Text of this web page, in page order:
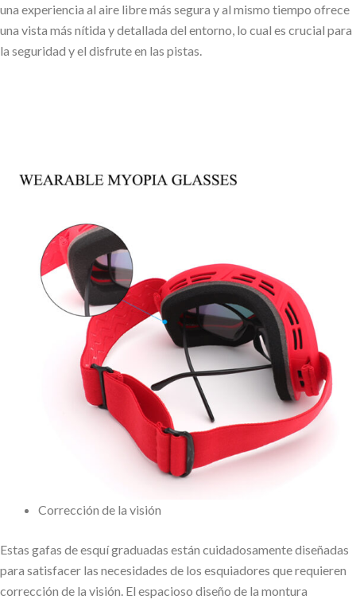
una experiencia al aire libre más segura y al mismo tiempo ofrece
una vista más nítida y detallada del entorno, lo cual es crucial para
la seguridad y el disfrute en las pistas.
Corrección de la visión
Estas gafas de esquí graduadas están cuidadosamente diseñadas
para satisfacer las necesidades de los esquiadores que requieren
corrección de la visión. El espacioso diseño de la montura